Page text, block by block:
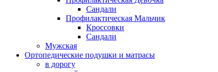
Сандали
Профилактическая Мальчик
Кроссовки
Сандали
Мужская
Ортопедические подушки и матрасы
в дорогу